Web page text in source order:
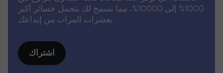
1000% إلى 10000%، مما يسمح لك بتحمل خسائر أكبر
بعشرات المرات من إيداعك.
اشتراك